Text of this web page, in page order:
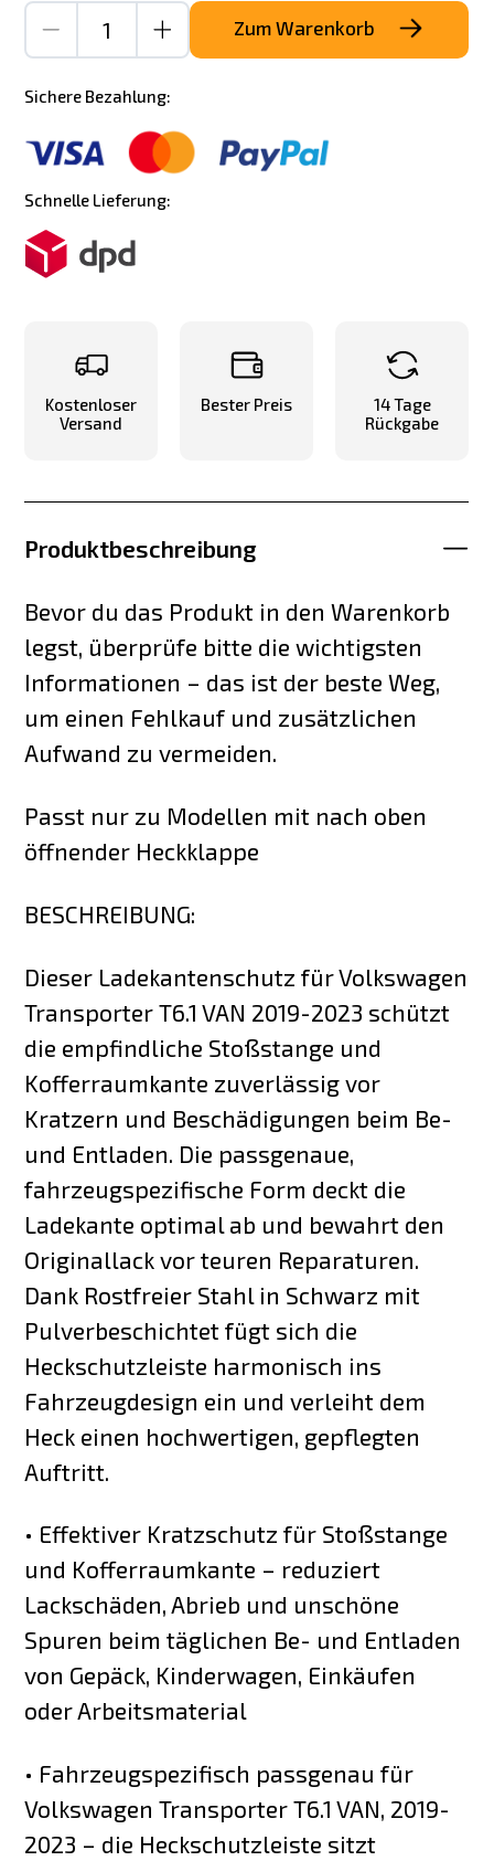
Zum Warenkorb
Sichere Bezahlung:
Schnelle Lieferung:
Kostenloser
Versand
Bester Preis
14 Tage
Rückgabe
Produktbeschreibung
Bevor du das Produkt in den Warenkorb
legst, überprüfe bitte die wichtigsten
Informationen – das ist der beste Weg,
um einen Fehlkauf und zusätzlichen
Aufwand zu vermeiden.
Passt nur zu Modellen mit nach oben
öffnender Heckklappe
BESCHREIBUNG:
Dieser Ladekantenschutz für Volkswagen
Transporter T6.1 VAN 2019-2023 schützt
die empfindliche Stoßstange und
Kofferraumkante zuverlässig vor
Kratzern und Beschädigungen beim Be-
und Entladen. Die passgenaue,
fahrzeugspezifische Form deckt die
Ladekante optimal ab und bewahrt den
Originallack vor teuren Reparaturen.
Dank Rostfreier Stahl in Schwarz mit
Pulverbeschichtet fügt sich die
Heckschutzleiste harmonisch ins
Fahrzeugdesign ein und verleiht dem
Heck einen hochwertigen, gepflegten
Auftritt.
• Effektiver Kratzschutz für Stoßstange
und Kofferraumkante – reduziert
Lackschäden, Abrieb und unschöne
Spuren beim täglichen Be- und Entladen
von Gepäck, Kinderwagen, Einkäufen
oder Arbeitsmaterial
• Fahrzeugspezifisch passgenau für
Volkswagen Transporter T6.1 VAN, 2019-
2023 – die Heckschutzleiste sitzt